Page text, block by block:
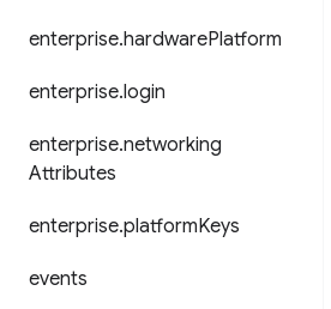
enterprise.hardwarePlatform
enterprise.login
enterprise.networking
Attributes
enterprise.platformKeys
events